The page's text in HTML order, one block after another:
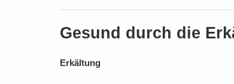
Gesund durch die
Erkältung